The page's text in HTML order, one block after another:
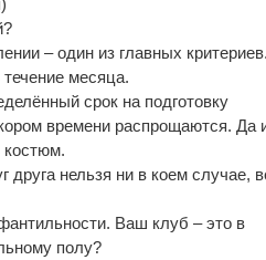
– один из главных критериев.
месяца.
срок на подготовку
времени распрощаются. Да
костюм.
друга нельзя ни в коем случае,
Ваш клуб – это в
полу?